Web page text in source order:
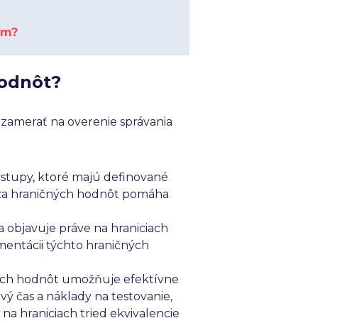
na overenie správania
ktoré majú definované
hraničných hodnôt pomáha
objavuje práve na hraniciach
týchto hraničných
hodnôt umožňuje efektívne
čas a náklady na testovanie,
hraniciach tried ekvivalencie